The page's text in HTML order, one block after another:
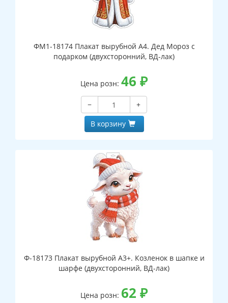
ФМ1-18174 Плакат вырубной А4. Дед Мороз с
подарком (двухсторонний, ВД-лак)
Цена розн: 46 ₽
−
+
В корзину
Ф-18173 Плакат вырубной А3+. Козленок в шапке и
шарфе (двухсторонний, ВД-лак)
Цена розн: 62 ₽